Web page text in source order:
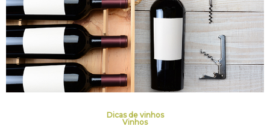
Dicas de vinhos
Vinhos